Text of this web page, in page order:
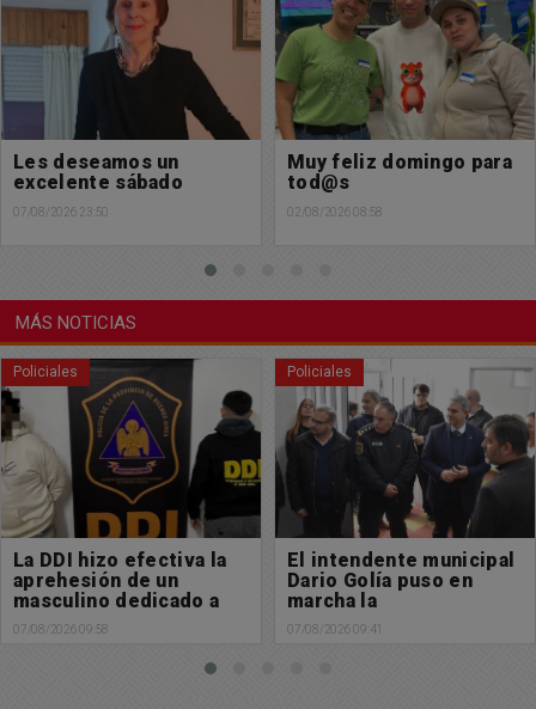
Muy feliz domingo para
tod@s
02/08/2026 08:58
Muy feliz comienzo de
mes para tod@s
31/07/2026 23:05
MÁS NOTICIAS
Policiales
El intendente municipal
Dario Golía puso en
marcha la
Subdelegación de
Policía Científica en
07/08/2026 09:41
Policiales
Búsqueda de paradero:
Buscamos a Manuel
Cabral
06/08/2026 13:29